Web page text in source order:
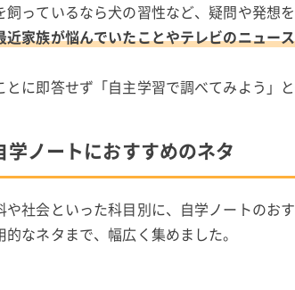
っているなら犬の習性など、疑問や発想
近家族が悩んでいたことやテレビのニュー
に即答せず「自主学習で調べてみよう」
学ノートにおすすめのネタ
社会といった科目別に、自学ノートのお
なネタまで、幅広く集めました。